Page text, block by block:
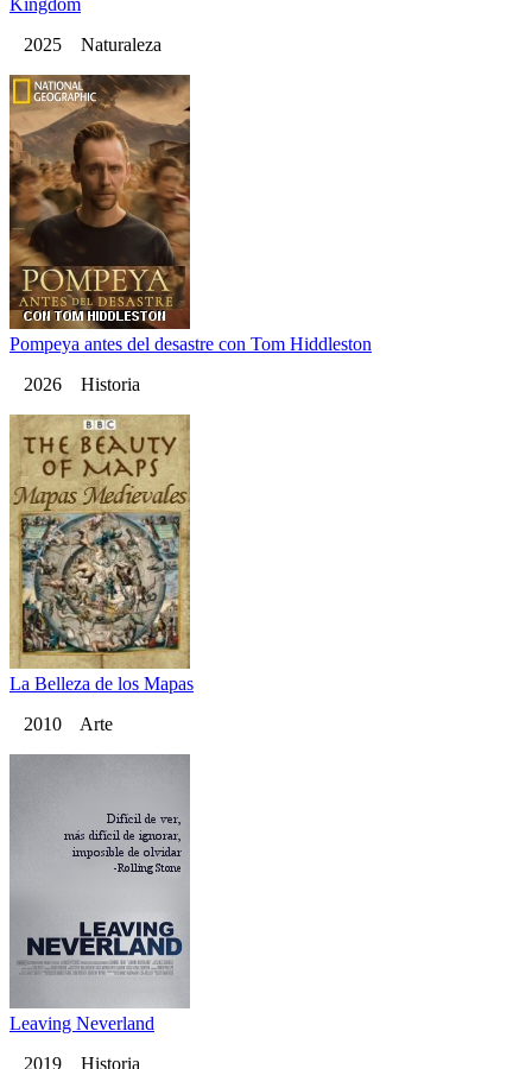
Kingdom
2025 Naturaleza
Pompeya antes del desastre con Tom Hiddleston
2026 Historia
La Belleza de los Mapas
2010 Arte
Leaving Neverland
2019 Historia